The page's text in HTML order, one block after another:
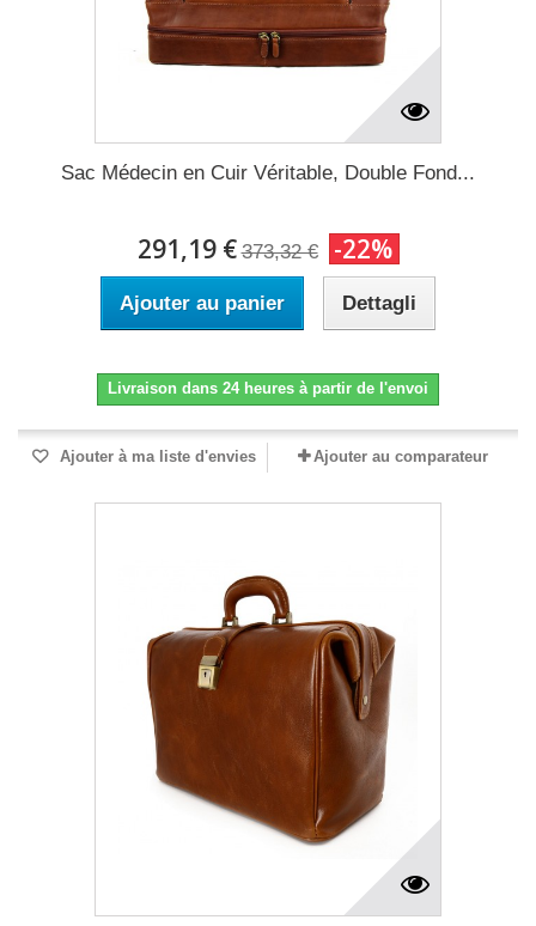
Sac Médecin en Cuir Véritable, Double Fond...
291,19 € 373,32 € -22%
Ajouter au panier Dettagli
Livraison dans 24 heures à partir de l'envoi
Ajouter à ma liste d'envies Ajouter au comparateur